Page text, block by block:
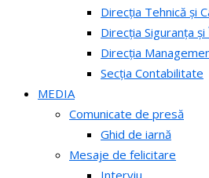
Direcția Tehnică și
Direcția Siguranța
Direcția
Secția Contabilitate
MEDIA
Comunicate de presă
Ghid de iarnă
Mesaje de felicitare
Interviu